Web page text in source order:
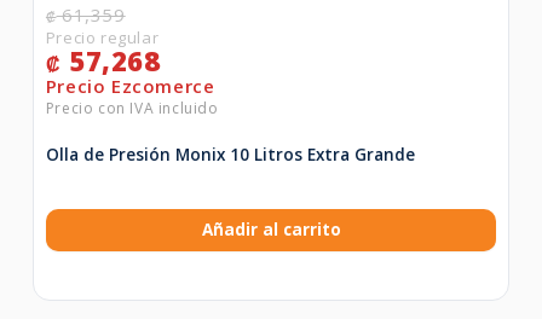
₡61,359
₡ 57,268
Olla de Presión Monix 10 Litros Extra Grande
Añadir al carrito